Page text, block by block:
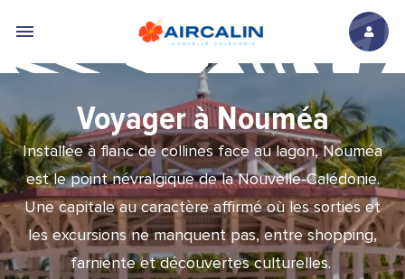
Aller au contenu principal
Voyager à Nouméa
Installée à flanc de collines face au lagon, Nouméa
est le point névralgique de la Nouvelle-Calédonie.
Une capitale au caractère affirmé où les sorties et
les excursions ne manquent pas, entre shopping,
farniente et découvertes culturelles.